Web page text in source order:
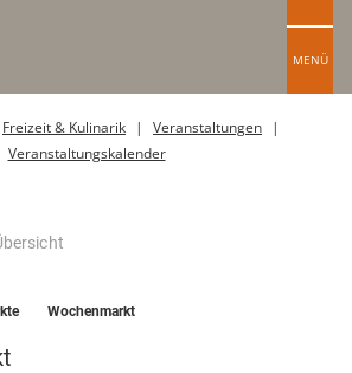
MENÜ
Freizeit & Kulinarik
Veranstaltungen
Veranstaltungskalender
Wochenmarkt